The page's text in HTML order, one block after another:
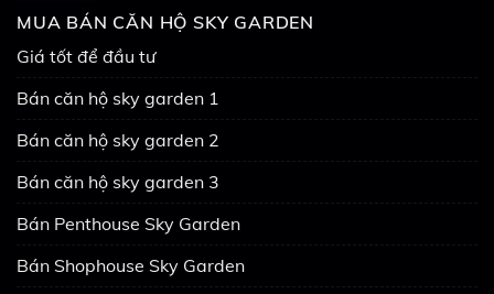
MUA BÁN CĂN HỘ SKY GARDEN
Giá tốt để đầu tư
Bán căn hộ sky garden 1
Bán căn hộ sky garden 2
Bán căn hộ sky garden 3
Bán Penthouse Sky Garden
Bán Shophouse Sky Garden